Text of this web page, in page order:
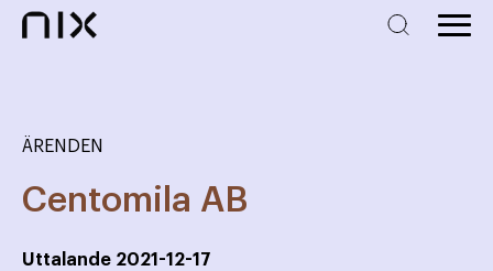
ÄRENDEN
Centomila AB
Uttalande 2021-12-17